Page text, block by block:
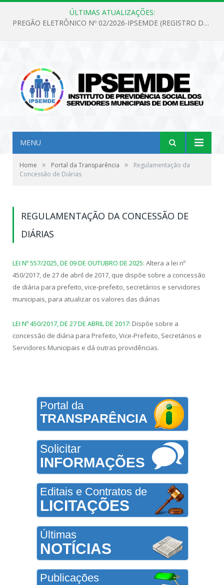
ÚLTIMAS ATUALIZAÇÕES:
PREGÃO ELETRÔNICO Nº 02/2026-IPSEMDE (REGISTRO DE PREÇOS PARA FUTURA E EVENTUAL AQUISIÇÃO DE MATERIAL DE LIMPEZA E GÊNEROS ALIMENTÍCIOS PARA ATENDER AS NECESSIDADES DO INSTITUTO DE PREVIDÊNCIA SOCIAL DOS SERVIDORES MUNICIPAIS DE DOM ELISEU.)
MENU
Home » Portal da Transparência »
Regulamentação da
Concessão de Diárias
REGULAMENTAÇÃO DA CONCESSÃO DE
DIÁRIAS
LEI Nº 557/2025, DE 09 DE OUTUBRO DE 2025: Altera a lei nº
450/2017, de 27 de abril de 2017, que dispõe sobre a concessão
de diária para prefeito, vice-prefeito, secretários e servidores
municipais, para atualizar os valores das diárias
LEI Nº 450/2017, DE 27 DE ABRIL DE 2017: Dispõe sobre a
concessão de diária para Prefeito, Vice-Prefeito, Secretários e
Servidores Municipais e dá outras providências.
Portal da
TRANSPARÊNCIA
Solicitar
INFORMAÇÕES
Editais e Contratos de
LICITAÇÕES
Últimas
NOTÍCIAS
Publicações